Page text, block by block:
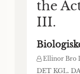
the
III.
Ellinor Bro
DET KGL.